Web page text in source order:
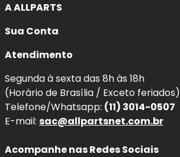
A ALLPARTS
Sua Conta
Atendimento
Segunda à sexta das 8h às 18h
(Horário de Brasília / Exceto feriados)
Telefone/Whatsapp: (11) 3014-0507
E-mail: sac@allpartsnet.com.br
Acompanhe nas Redes Sociais